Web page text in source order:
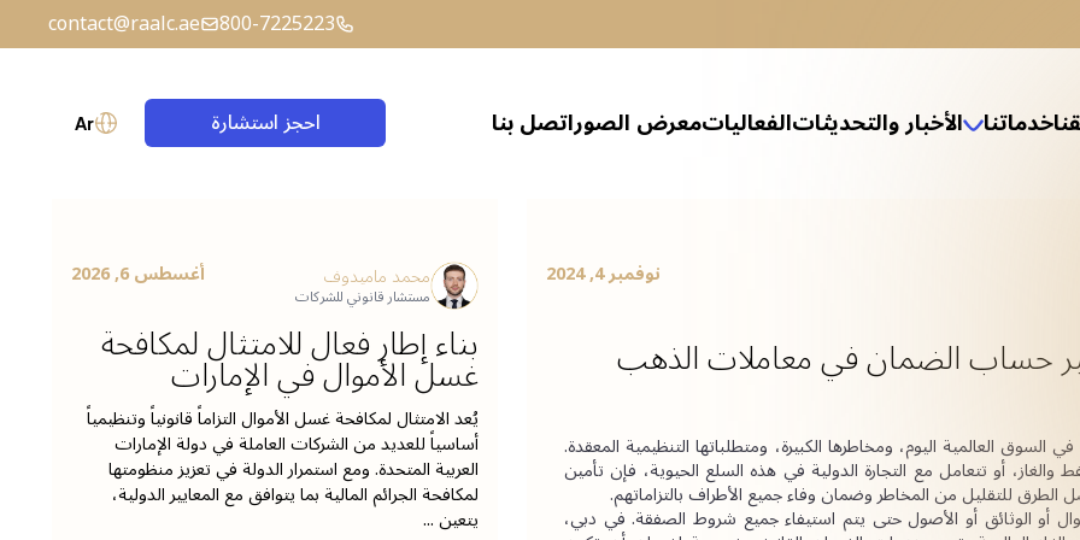
800-7225223
contact@raalc.ae
خدماتنا الأخبار والتحديثاتالفعالياتمعرض الصوراتصل بنا احجز استشارة Ar
نوفمبر 4, 2024
عبر حساب الضمان في معاملات الذهب
تتميز المعاملات في قطاعات الذهب والنفط والغاز بقيمتها العالية في السوق العالمية اليوم، ومخاطرها الكبيرة، ومتطلباتها التنظيمية المعقدة.
سواء كنت تقوم بشراء وبيع سبائك الذهب، أو تمويل مشاريع النفط والغاز، أو تتعامل مع التجارة الدولية في هذه السلع الحيوية، فإن تأمين
للتقليل من المخاطر وضمان وفاء جميع الأطراف بالتزاماتهم.
محمد ماميدوف
مستشار قانوني للشركات
أغسطس 6, 2026
بناء إطار فعال للامتثال لمكافحة
غسل الأموال في الإمارات
يُعد الامتثال لمكافحة غسل الأموال التزاماً قانونياً وتنظيمياً
أساسياً للعديد من الشركات العاملة في دولة الإمارات
العربية المتحدة. ومع استمرار الدولة في تعزيز منظومتها
لمكافحة الجرائم المالية بما يتوافق مع المعايير الدولية،
يتعين ...